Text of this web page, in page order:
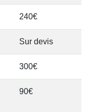
240€
Sur devis
300€
90€